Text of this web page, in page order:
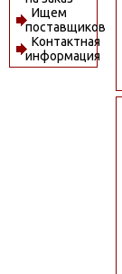
Ищем
поставщиков
Контактная
информация